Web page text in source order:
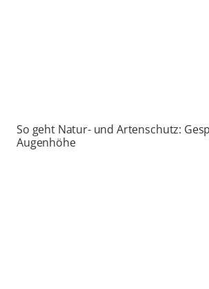
So geht Natur- und Artenschutz:
Augenhöhe